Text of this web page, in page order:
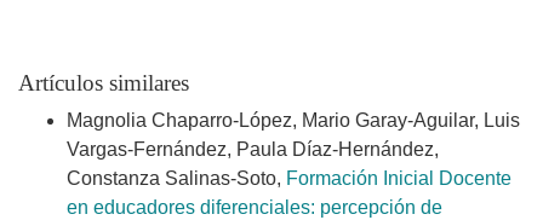
Artículos similares
Magnolia Chaparro-López, Mario Garay-Aguilar, Luis
Vargas-Fernández, Paula Díaz-Hernández,
Constanza Salinas-Soto, Formación Inicial Docente
en educadores diferenciales: percepción de